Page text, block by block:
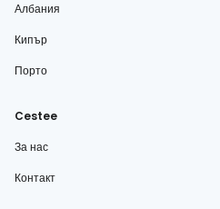
Албания
Кипър
Порто
Cestee
За нас
Контакт